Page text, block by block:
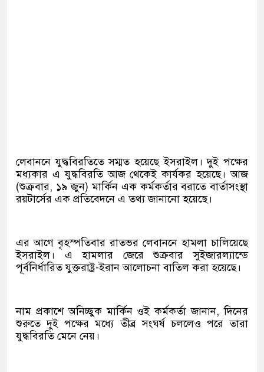
লেবাননে যুদ্ধবিরতিতে সম্মত হয়েছে ইসরাইল। দুই পক্ষের
মধ্যকার এ যুদ্ধবিরতি আজ থেকেই কার্যকর হয়েছে। আজ
(শুক্রবার, ১৯ জুন) মার্কিন এক কর্মকর্তার বরাতে বার্তাসংস্থা
রয়টার্সের এক প্রতিবেদনে এ তথ্য জানানো হয়েছে।
এর আগে বৃহস্পতিবার রাতভর লেবাননে হামলা চালিয়েছে
ইসরাইল। এ হামলার জেরে শুক্রবার সুইজারল্যান্ডে
পূর্বনির্ধারিত যুক্তরাষ্ট্র-ইরান আলোচনা বাতিল করা হয়েছে।
নাম প্রকাশে অনিচ্ছুক মার্কিন ওই কর্মকর্তা জানান, দিনের
শুরুতে দুই পক্ষের মধ্যে তীব্র সংঘর্ষ চললেও পরে তারা
যুদ্ধবিরতি মেনে নেয়।